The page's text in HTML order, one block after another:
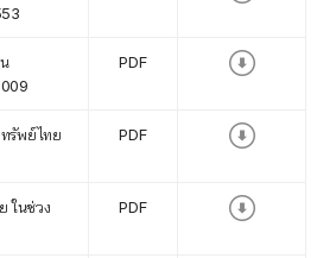
PDF
รัพย์ไทย
PDF
ในช่วง
PDF